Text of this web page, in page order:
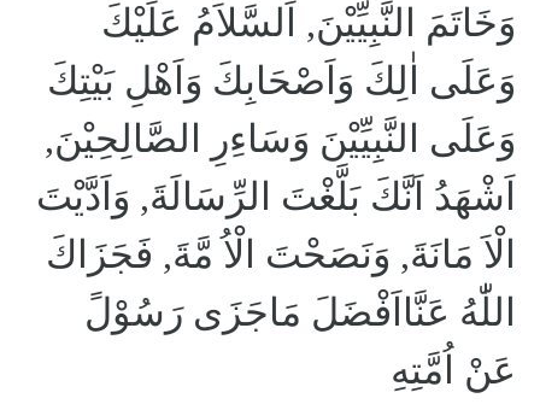
وَخَاتَمَ النَّبِيِّيْنَ, اَلسَّلاَمُ عَلَيْكَ
وَعَلَى اٰلِكَ وَاَصْحَابِكَ وَاَهْلِ بَيْتِكَ
وَعَلَى النَّبِيِّيْنَ وَسَاءِرِ الصَّالِحِيْنَ,
اَشْهَدُ اَنَّكَ بَلَّغْتَ الرِّسَالَةَ, وَاَدَّيْتَ
الْاَ مَانَةَ, وَنَصَحْتَ الْاُ مَّةَ, فَجَزَاكَ
اللّٰهُ عَنَّااَفْضَلَ مَاجَزَى رَسُوْلً
عَنْ اُمَّتِهِ